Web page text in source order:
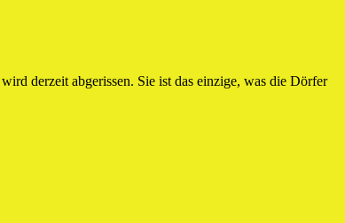
derzeit abgerissen. Sie ist das einzige, was die Dörfer